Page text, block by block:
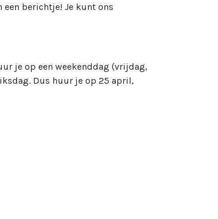
berichtje! Je kunt ons
je op een weekenddag (vrijdag,
Dus huur je op 25 april,